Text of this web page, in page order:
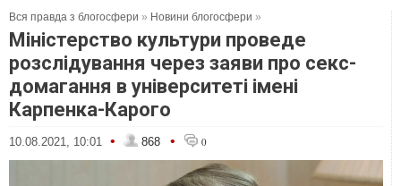
Вся правда з блогосфери » Новини блогосфери »
Міністерство культури проведе
розслідування через заяви про секс-
домагання в університеті імені
Карпенка-Карого
10.08.2021, 10:01 • 868 • 0